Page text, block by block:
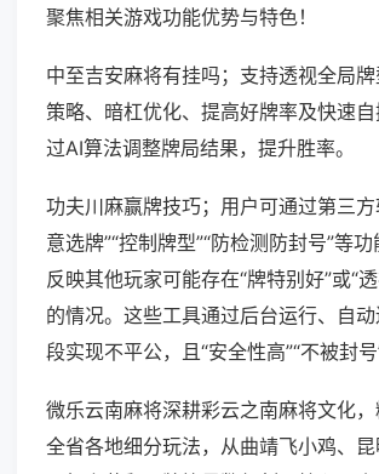
聚焦相关游戏功能优势与特色！
中至吉安麻将有挂吗；支持透视全局
策略、暗杠优化、提高好牌率及快速
过AI算法调整牌局结果，提升胜率。
功夫川麻赢牌技巧；用户可通过第三
意选牌”“控制牌型”“防检测防封号”等
反映其他玩家可能存在“牌特别好”或“
的情况。这些工具通过后台运行、自
段实现不平公，且“安全性高”“不被封号”
微乐云南麻将深耕彩云之南麻将文化
全省各地细分玩法，从曲靖飞小鸡、